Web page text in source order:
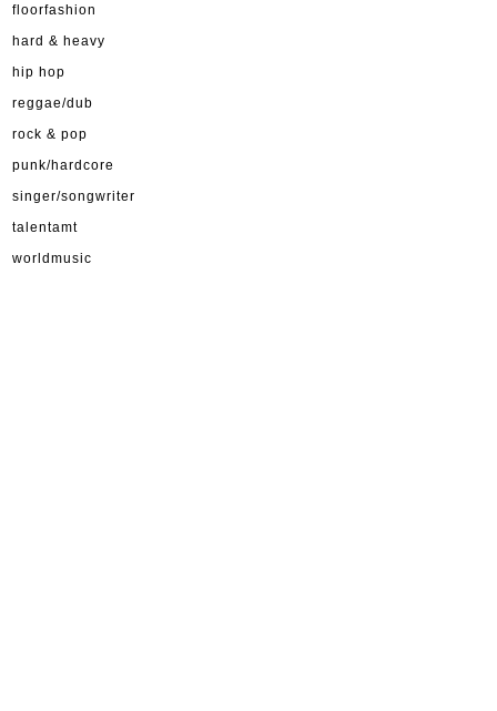
floorfashion
hard & heavy
hip hop
reggae/dub
rock & pop
punk/hardcore
singer/songwriter
talentamt
worldmusic